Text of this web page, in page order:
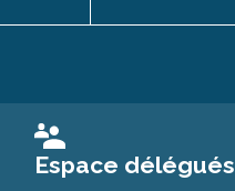
Espace délégués